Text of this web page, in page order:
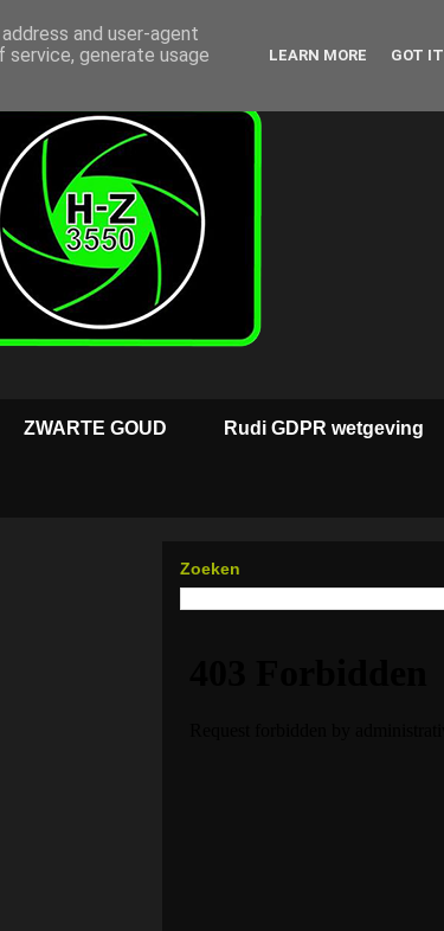
ZWARTE GOUD Rudi GDPR wetgeving
Zoeken
and user-agent
generate usage
LEARN MORE GOT IT